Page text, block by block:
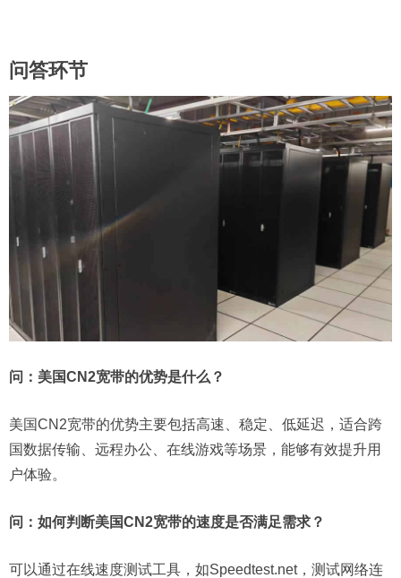
问答环节
问：美国CN2宽带的优势是什么？
美国CN2宽带的优势主要包括高速、稳定、低延迟，适合跨
国数据传输、远程办公、在线游戏等场景，能够有效提升用
户体验。
问：如何判断美国CN2宽带的速度是否满足需求？
可以通过在线速度测试工具，如Speedtest.net，测试网络连